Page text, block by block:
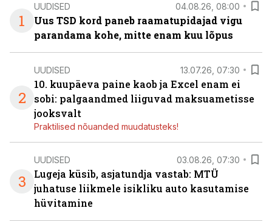
1
UUDISED 04.08.26, 08:00
Uus TSD kord paneb raamatupidajad vigu
parandama kohe, mitte enam kuu lõpus
2
UUDISED 13.07.26, 07:30
10. kuupäeva paine kaob ja Excel enam ei
sobi: palgaandmed liiguvad maksuametisse
jooksvalt
Praktilised nõuanded muudatusteks!
3
UUDISED 03.08.26, 07:30
Lugeja küsib, asjatundja vastab: MTÜ
juhatuse liikmele isikliku auto kasutamise
hüvitamine